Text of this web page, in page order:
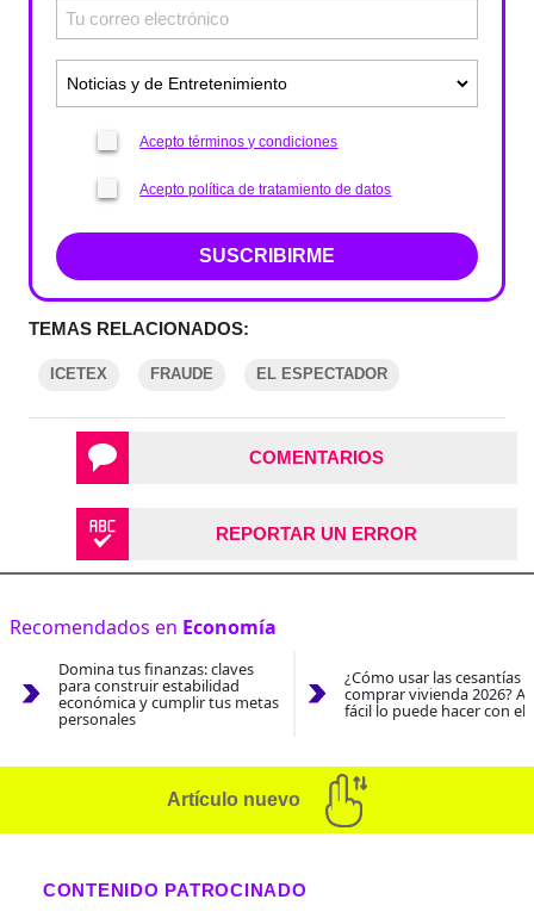
Acepto términos y condiciones
Acepto política de tratamiento de datos
SUSCRIBIRME
TEMAS RELACIONADOS:
ICETEX FRAUDE EL ESPECTADOR
COMENTARIOS
REPORTAR UN ERROR
Recomendados en Economía
Domina tus finanzas: claves
para construir estabilidad
económica y cumplir tus metas
personales
¿Cómo usar las cesantías
comprar vivienda 2026?
fácil lo puede hacer con el
Artículo nuevo
CONTENIDO PATROCINADO